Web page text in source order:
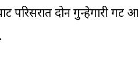
परिसरात दोन गुन्हेगारी गट